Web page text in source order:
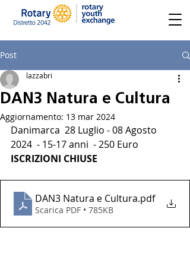
Post
DAN3 Natura e Cultura
lazzabri
Aggiornamento: 13 mar 2024
Danimarca  28 Luglio - 08 Agosto
2024  - 15-17 anni  - 250 Euro
ISCRIZIONI CHIUSE
DAN3 Natura e Cultura.pdf
Scarica PDF • 785KB